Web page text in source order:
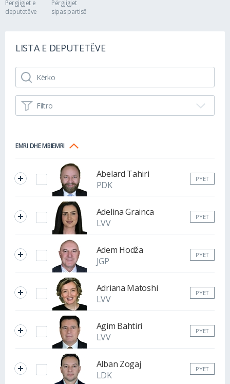
Përgjigjet e
deputetëve
Përgjigjet
sipas partisë
LISTA E DEPUTETËVE
Filtro
EMRI DHE MBIEMRI
Abelard Tahiri
PDK
PYET
Adelina Grainca
LVV
PYET
Adem Hodža
JGP
PYET
Adriana Matoshi
LVV
PYET
Agim Bahtiri
LVV
PYET
Alban Zogaj
LDK
PYET